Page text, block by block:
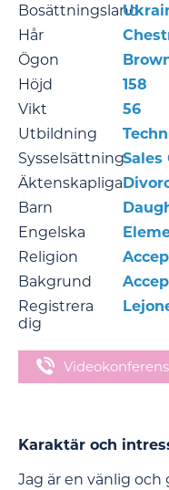
Bosättningsland
Hår
Ögon
Höjd
158
Vikt
56
Utbildning
Sysselsättning
Äktenskapliga
Barn
Engelska
Religion
Bakgrund
Registrera
dig
Videokonferens
Karaktär och
Jag är en vänlig